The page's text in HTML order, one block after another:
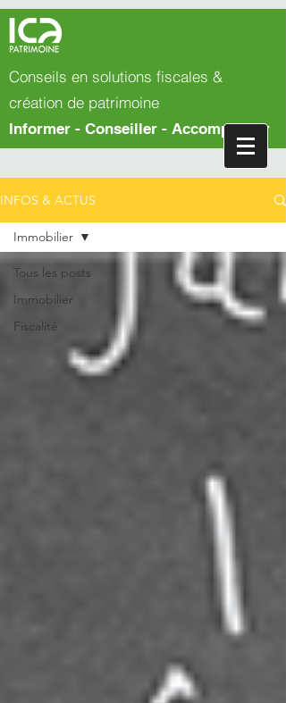
Conseils en solutions fiscales &
création de patrimoine
Informer - Conseiller - Accompagner
INFOS & ACTUS
Tous les posts
Immobilier
Fiscalité
Immobilier